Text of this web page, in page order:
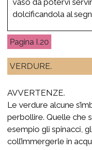
dolcificandola al
I.20
VERDURE.
AVVERTENZE.
Le verdure alcune
perbollire. Quelle che
esempio gli spinacci,
coll’immergerle in